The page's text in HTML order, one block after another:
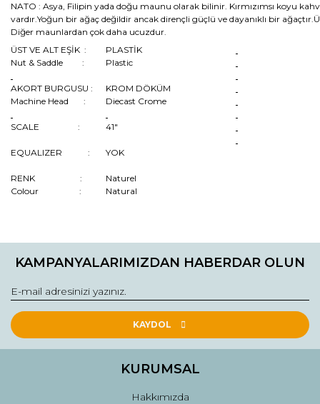
NATO : Asya, Filipin yada doğu maunu olarak bilinir. Kırmızımsı koyu
vardır.Yoğun bir ağaç değildir ancak dirençli güçlü ve dayanıklı bir
Diğer maunlardan çok daha ucuzdur.
ÜST VE ALT EŞİK :
PLASTİK
Nut & Saddle :
Plastic
AKORT BURGUSU :
KROM DÖKÜM
Machine Head :
Diecast Crome
SCALE : 41"
EQUALIZER : YOK
RENK :
Naturel
Colour :
Natural
konularda yetersiz gördüğünüz noktaları öneri formunu
Görüş ve önerileriniz için teşekkür ederiz.
Ürün resmi kalitesiz, bozuk veya görüntülenemiyor.
Ürün açıklamasında eksik bilgiler bulunuyor.
Ürün fiyatı diğer sitelerden daha pahalı.
KAMPANYALARIMIZDAN HABERDAR OLUN
KAYDOL
KURUMSAL
Hakkımızda